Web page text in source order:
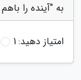
به "آینده را
امتیاز دهید:1